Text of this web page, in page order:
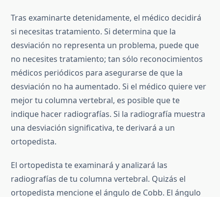
Tras examinarte detenidamente, el médico decidirá
si necesitas tratamiento. Si determina que la
desviación no representa un problema, puede que
no necesites tratamiento; tan sólo reconocimientos
médicos periódicos para asegurarse de que la
desviación no ha aumentado. Si el médico quiere ver
mejor tu columna vertebral, es posible que te
indique hacer radiografías. Si la radiografía muestra
una desviación significativa, te derivará a un
ortopedista.
El ortopedista te examinará y analizará las
radiografías de tu columna vertebral. Quizás el
ortopedista mencione el ángulo de Cobb. El ángulo